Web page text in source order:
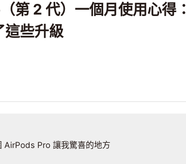
第 2 代）一個月使用心得：
這些升級
AirPods Pro 讓我驚喜的地方